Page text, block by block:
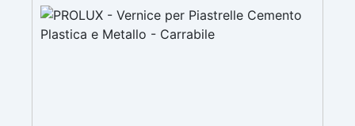
su superfici difficili anche verticali. Riempie
crepe e irregolarità del pavimento.
Rinnovandolo con una sola passata. 🔹 Senza